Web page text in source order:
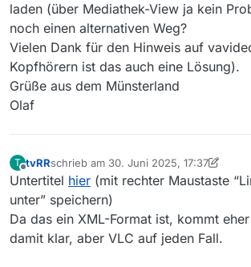
laden (über Mediathek-View ja kein
noch einen alternativen Weg?
Vielen Dank für den Hinweis auf
Kopfhörern ist das auch eine Lösung).
Grüße aus dem Münsterland
Olaf
T
Offline
tvRRschrieb am 30. Juni 2025, 17:37
zuletzt editiert von tvRR
Untertitel hier (mit rechter Maustaste
unter” speichern)
Da das ein XML-Format ist, kommt
damit klar, aber VLC auf jeden Fall.